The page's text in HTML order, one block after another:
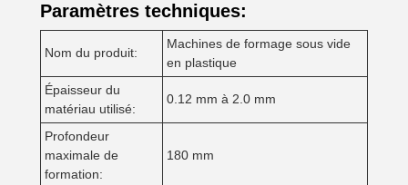
Paramètres techniques:
Nom du produit:
Machines de formage sous vide
en plastique
Épaisseur du
matériau utilisé:
0.12 mm à 2.0 mm
Profondeur
maximale de
formation:
180 mm